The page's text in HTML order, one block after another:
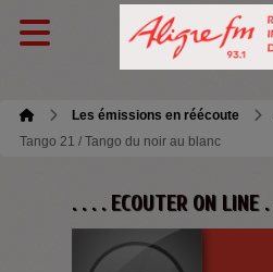
Les émissions en réécoute
Tango 21 / Tango du noir au blanc
. . . . ECOUTER ON LINE